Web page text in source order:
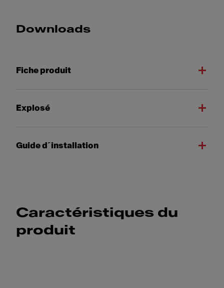
Downloads
Fiche produit
Explosé
Guide d´installation
Caractéristiques du
produit